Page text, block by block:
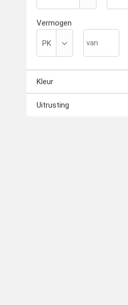
Vermogen
Kleur
Uitrusting